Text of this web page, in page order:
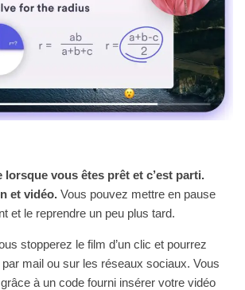
lorsque vous êtes prêt et c’est parti.
et vidéo. Vous pouvez mettre en pause
et le reprendre un peu plus tard.
stopperez le film d’un clic et pourrez
mail ou sur les réseaux sociaux. Vous
à un code fourni insérer votre vidéo